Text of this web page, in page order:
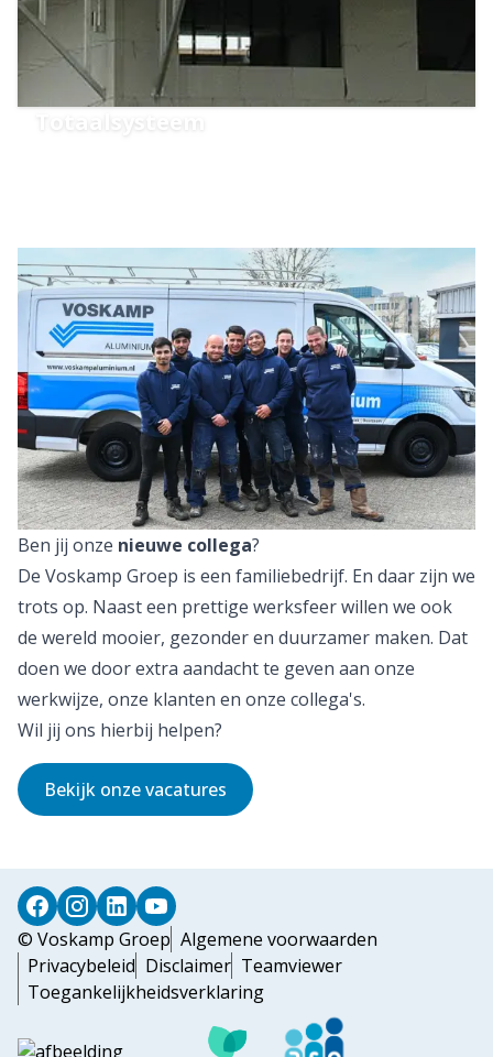
Totaalsysteem
Ben jij onze nieuwe collega?
De Voskamp Groep is een familiebedrijf. En daar zijn we
trots op. Naast een prettige werksfeer willen we ook
de wereld mooier, gezonder en duurzamer maken. Dat
doen we door extra aandacht te geven aan onze
werkwijze, onze klanten en onze collega's.
Wil jij ons hierbij helpen?
Bekijk onze vacatures
© Voskamp Groep Algemene voorwaarden
Privacybeleid Disclaimer Teamviewer
Toegankelijkheidsverklaring